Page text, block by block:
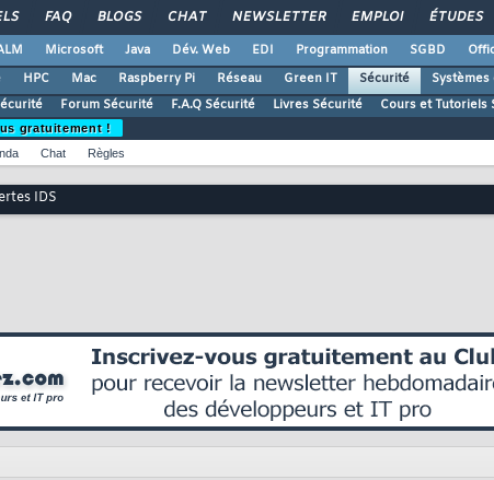
FAQ BLOGS CHAT NEWSLETTER EMPLOI ÉTUDES
Microsoft Java Dév. Web EDI Programmation SGBD
HPC Mac Raspberry Pi Réseau Green IT Sécurité
Forum Sécurité F.A.Q Sécurité Livres Sécurité Cours et Tutoriels
gratuitement !
Chat Règles
IDS